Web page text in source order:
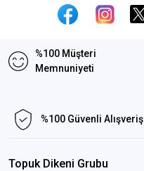
%100 Müşteri
Memnuniyeti
%100 Güvenli Alışveriş
Topuk Dikeni Grubu